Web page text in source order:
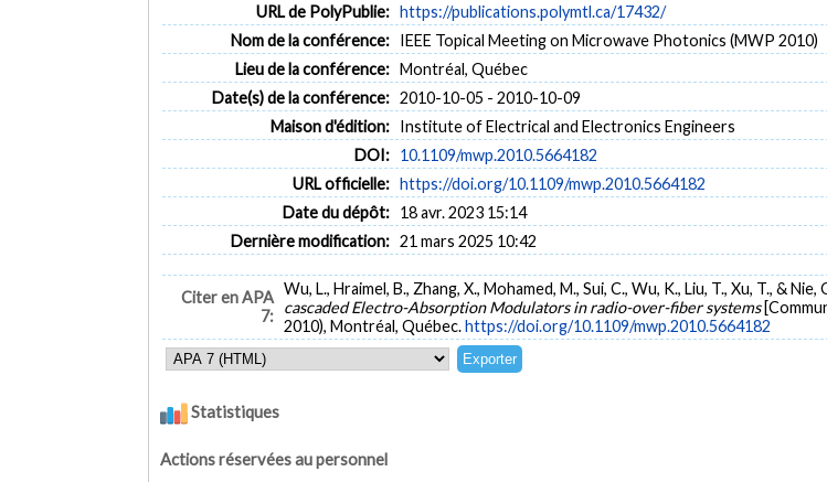
URL de PolyPublie: https://publications.polymtl.ca/17432/
Nom de la conférence: IEEE Topical Meeting on Microwave Photonics (MWP 2010)
Lieu de la conférence: Montréal, Québec
Date(s) de la conférence: 2010-10-05 - 2010-10-09
Maison d'édition: Institute of Electrical and Electronics Engineers
DOI: 10.1109/mwp.2010.5664182
URL officielle: https://doi.org/10.1109/mwp.2010.5664182
Date du dépôt: 18 avr. 2023 15:14
Dernière modification: 21 mars 2025 10:42
Citer en APA
7:
Wu, L., Hraimel, B., Zhang, X., Mohamed, M., Sui, C., Wu, K., Liu, T., Xu, T., &
cascaded Electro-Absorption Modulators in radio-over-fiber systems
2010), Montréal, Québec.https://doi.org/10.1109/mwp.2010.5664182
Statistiques
Actions réservées au personnel